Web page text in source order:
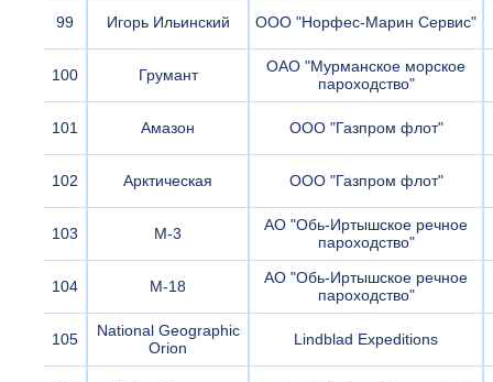
99 Игорь Ильинский ООО "Норфес-Марин Сервис"
100 Грумант
ОАО "Мурманское морское
пароходство"
101 Амазон ООО "Газпром флот"
102 Арктическая ООО "Газпром флот"
103 М-3
АО "Обь-Иртышское речное
пароходство"
104 М-18
АО "Обь-Иртышское речное
пароходство"
105
National Geographic
Orion
Lindblad Expeditions